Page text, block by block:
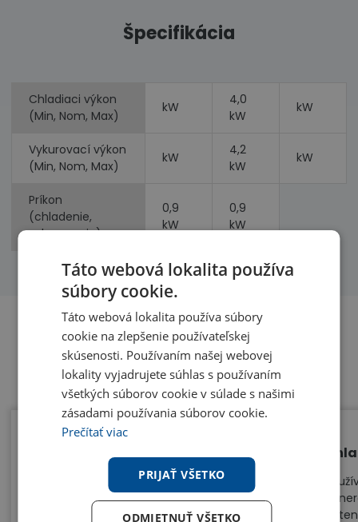
Špecifikácia
Chladiaci výkon
(Min, Nom, Max)
kW
4,0
kW
kW
Vykurovací výkon
(Min, Nom, Max)
kW
4,2
kW
kW
Príkon
(chladenie,
vykurovanie)
0,9
kW
0,9
kW
Benefity
Jedna vonkajšia jednotka - 2
vnútorné jednotky
Multisplit Samsung umožňuje na jednu
vonkajšiu jednotku pripojiť až
Táto webová lokalita používa
súbory cookie.
Táto webová lokalita používa súbory
cookie na zlepšenie používateľskej
skúsenosti. Používaním našej webovej
lokality vyjadrujete súhlas s používaním
všetkých súborov cookie v súlade s našimi
zásadami používania súborov cookie.
Prečítať viac
PRIJAŤ VŠETKO
ODMIETNUŤ VŠETKO